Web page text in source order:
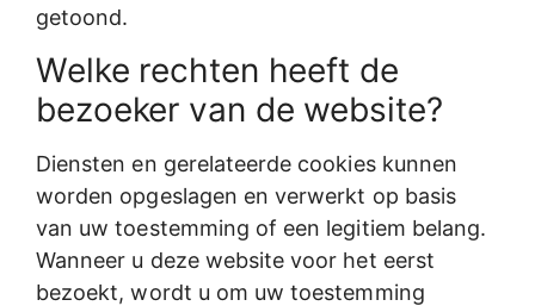
getoond.
Welke rechten heeft de
bezoeker van de website?
Diensten en gerelateerde cookies kunnen
worden opgeslagen en verwerkt op basis
van uw toestemming of een legitiem belang.
Wanneer u deze website voor het eerst
bezoekt, wordt u om uw toestemming